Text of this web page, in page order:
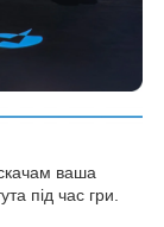
ваша
під час гри.